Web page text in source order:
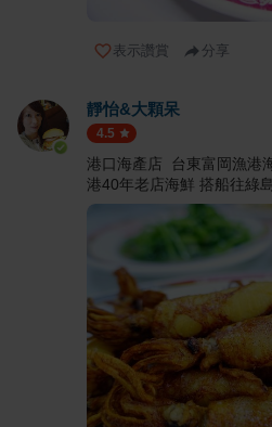
表示讚賞 分享
靜怡&大顆呆
4.5
港口海產店 台東富岡漁港
港40年老店海鮮 搭船往綠